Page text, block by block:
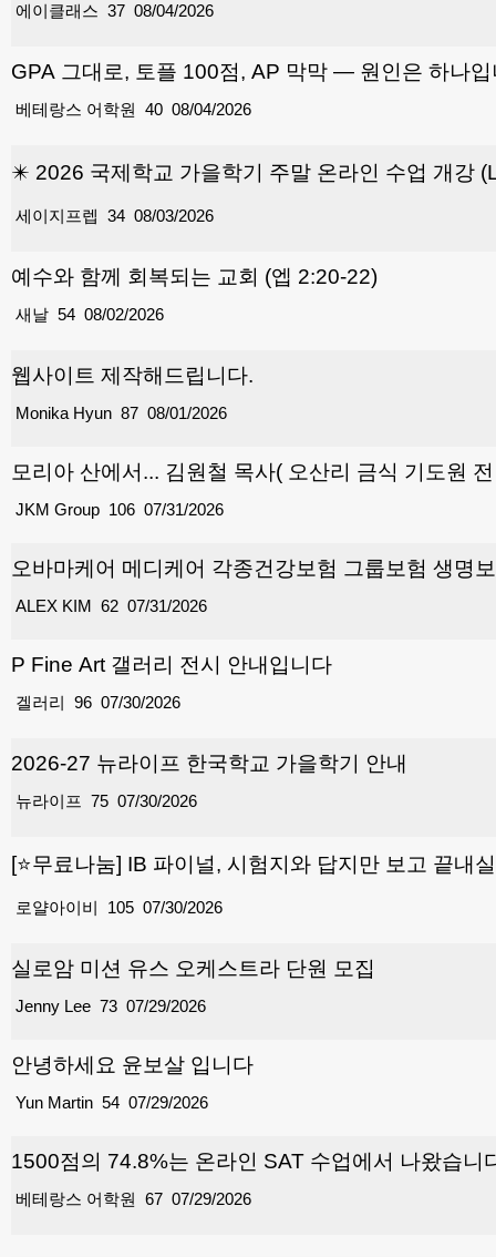
37
에이클래스 08/04/2026
GPA 그대로, 토플 100점, AP 막막 — 원인은 하나입
40
베테랑스 어학원 08/04/2026
✴️ 2026 국제학교 가을학기 주말 온라인 수업 개강
34
세이지프렙 08/03/2026
예수와 함께 회복되는 교회 (엡 2:20-22)
54
새날 08/02/2026
웹사이트 제작해드립니다.
87
Monika Hyun 08/01/2026
모리아 산에서... 김원철 목사( 오산리 금식 기도원
106
JKM Group 07/31/2026
오바마케어 메디케어 각종건강보험 그룹보험 생명
62
ALEX KIM 07/31/2026
P Fine Art 갤러리 전시 안내입니다
96
겔러리 07/30/2026
2026-27 뉴라이프 한국학교 가을학기 안내
75
뉴라이프 07/30/2026
[⭐무료나눔] IB 파이널, 시험지와 답지만 보고 끝내
105
로얄아이비 07/30/2026
실로암 미션 유스 오케스트라 단원 모집
73
Jenny Lee 07/29/2026
안녕하세요 윤보살 입니다
54
Yun Martin 07/29/2026
1500점의 74.8%는 온라인 SAT 수업에서 나왔습니
67
베테랑스 어학원 07/29/2026